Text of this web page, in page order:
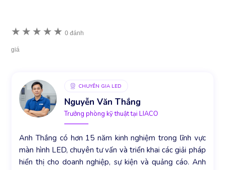
★ ★ ★ ★ ★ 0 đánh
giá
CHUYÊN GIA LED
Nguyễn Văn Thắng
Trưởng phòng kỹ thuật tại LIACO
Anh Thắng có hơn 15 năm kinh nghiệm trong lĩnh vực
màn hình LED, chuyên tư vấn và triển khai các giải pháp
hiển thị cho doanh nghiệp, sự kiện và quảng cáo. Anh